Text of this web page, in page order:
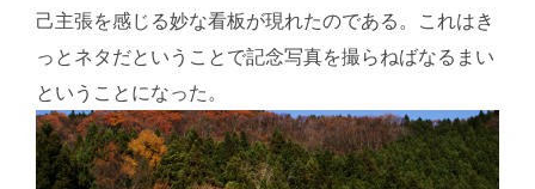
己主張を感じる妙な看板が現れたのである。これはき
っとネタだということで記念写真を撮らねばなるまい
ということになった。